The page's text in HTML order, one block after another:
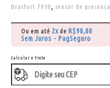
Brasfort 7930 , sensor de presença
Ou em até 2x de R$90,00
Sem Juros - PagSeguro
Calcular o Frete